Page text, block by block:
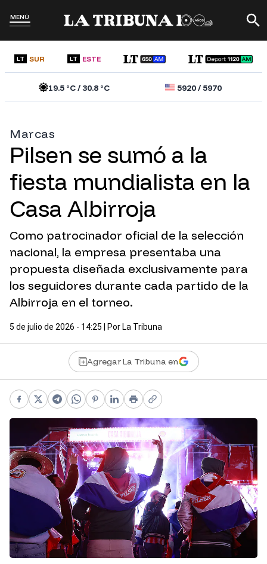
MENÚ
LT SUR LT ESTE
19.5°C /30.8°C 5920/5970
Marcas
Pilsen se sumó a la
fiesta mundialista en la
Casa Albirroja
Como patrocinador oficial de la selección
nacional, la empresa presentaba una
propuesta diseñada exclusivamente para
los seguidores durante cada partido de la
Albirroja en el torneo.
5 de julio de 2026 - 14:25 | Por La Tribuna
Agregar La Tribuna en
Facebook
X Telegram
WhatsApp
Pinterest
LinkedIn
PrintCopy link